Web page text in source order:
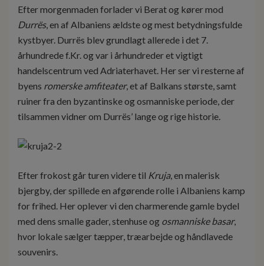
Efter morgenmaden forlader vi Berat og kører mod
Durrës, en af Albaniens ældste og mest betydningsfulde
kystbyer. Durrës blev grundlagt allerede i det 7.
århundrede f.Kr. og var i århundreder et vigtigt
handelscentrum ved Adriaterhavet. Her ser vi resterne af
byens romerske amfiteater, et af Balkans største, samt
ruiner fra den byzantinske og osmanniske periode, der
tilsammen vidner om Durrës’ lange og rige historie.
Efter frokost går turen videre til Kruja, en malerisk
bjergby, der spillede en afgørende rolle i Albaniens kamp
for frihed. Her oplever vi den charmerende gamle bydel
med dens smalle gader, stenhuse og osmanniske basar,
hvor lokale sælger tæpper, træarbejde og håndlavede
souvenirs.